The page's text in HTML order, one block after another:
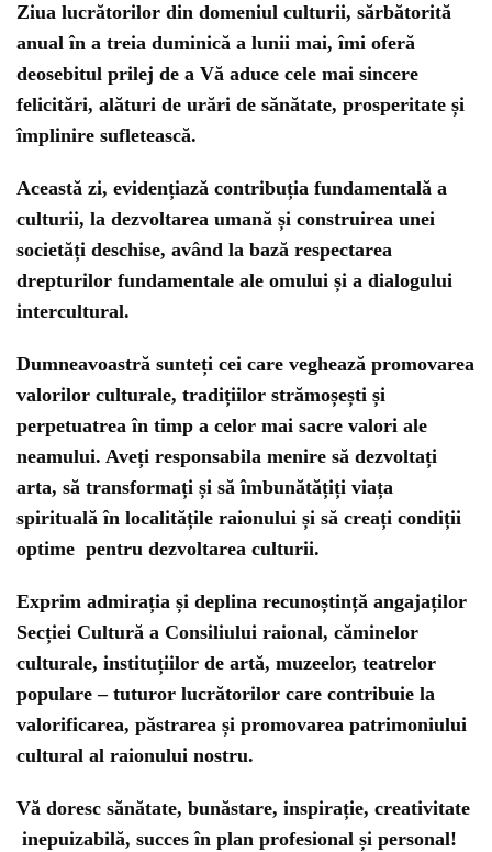
Ziua lucrătorilor din domeniul culturii, sărbătorită
anual în a treia duminică a lunii mai, îmi oferă
deosebitul prilej de a Vă aduce cele mai sincere
felicitări, alături de urări de sănătate, prosperitate și
împlinire sufletească.
Această zi, evidențiază contribuția fundamentală a
culturii, la dezvoltarea umană și construirea unei
societăți deschise, având la bază respectarea
drepturilor fundamentale ale omului și a dialogului
intercultural.
Dumneavoastră sunteți cei care veghează promovarea
valorilor culturale, tradițiilor strămoșești și
perpetuatrea în timp a celor mai sacre valori ale
neamului. Aveți responsabila menire să dezvoltați
arta, să transformați și să îmbunătățiți viața
spirituală în localitățile raionului și să creați condiții
optime pentru dezvoltarea culturii.
Exprim admirația și deplina recunoștință angajaților
Secției Cultură a Consiliului raional, căminelor
culturale, instituțiilor de artă, muzeelor, teatrelor
populare – tuturor lucrătorilor care contribuie la
valorificarea, păstrarea și promovarea patrimoniului
cultural al raionului nostru.
Vă doresc sănătate, bunăstare, inspirație, creativitate
inepuizabilă, succes în plan profesional și personal!